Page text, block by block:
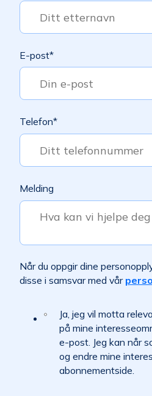
E-post*
Telefon*
Melding
Når du oppgir dine
disse i samsvar med vår
Ja, jeg vil motta
på mine
e-post. Jeg kan når
og endre mine
abonnementside.